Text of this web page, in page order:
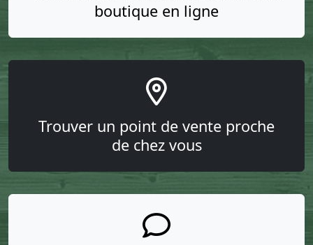
boutique en ligne
Trouver un point de vente proche
de chez vous